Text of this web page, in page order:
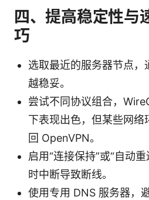
四、提高稳定性与
巧
选取最近的服务器节点，
越稳妥。
尝试不同协议组合，
下表现出色，但某些网络
回 OpenVPN。
启用“连接保持”或“自动
时中断导致断线。
使用专用 DNS 服务器，